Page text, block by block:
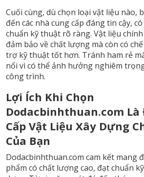
Cuối cùng, dù chọn loại vật liệu nào,
đến các nhà cung cấp đáng tin cậy,
chuẩn kỹ thuật rõ ràng. Vật liệu
đảm bảo về chất lượng mà còn có
trợ kỹ thuật tốt hơn. Tránh ham rẻ
nổi vì có thể ảnh hưởng nghiêm
công trình.
Lợi Ích Khi Chọn
Dodacbinhthuan.com Là
Cấp Vật Liệu Xây Dựng
Của Bạn
Dodacbinhthuan.com cam kết mang
phẩm có chất lượng cao, đạt chuẩn